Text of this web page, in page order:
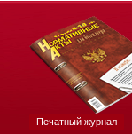
Печатный журнал